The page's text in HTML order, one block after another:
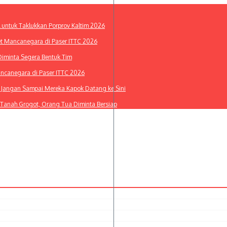
Taklukkan Porprov Kaltim 2026
Mancanegara di Paser ITTC 2026
Segera Bentuk Tim
di Paser ITTC 2026
Sampai Mereka Kapok Datang ke Sini
Grogot, Orang Tua Diminta Bersiap